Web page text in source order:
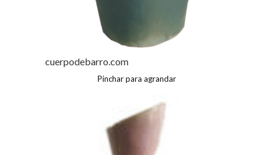
cuerpodebarro.com
Pinchar para agrandar